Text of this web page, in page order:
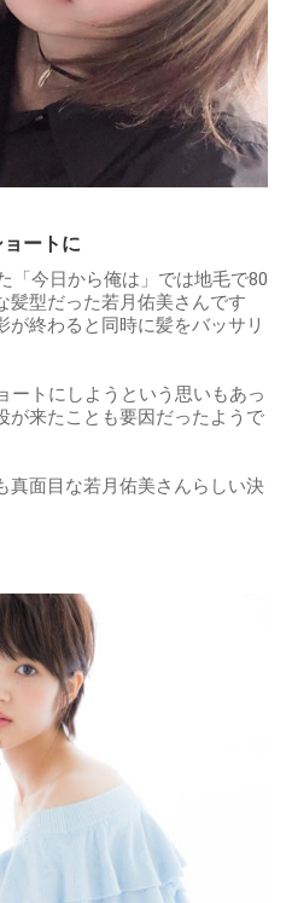
ートに
「今日から俺は」では地毛で80
髪型だった若月佑美さんです
が終わると同時に髪をバッサリ
ートにしようという思いもあっ
が来たことも要因だったようで
真面目な若月佑美さんらしい決